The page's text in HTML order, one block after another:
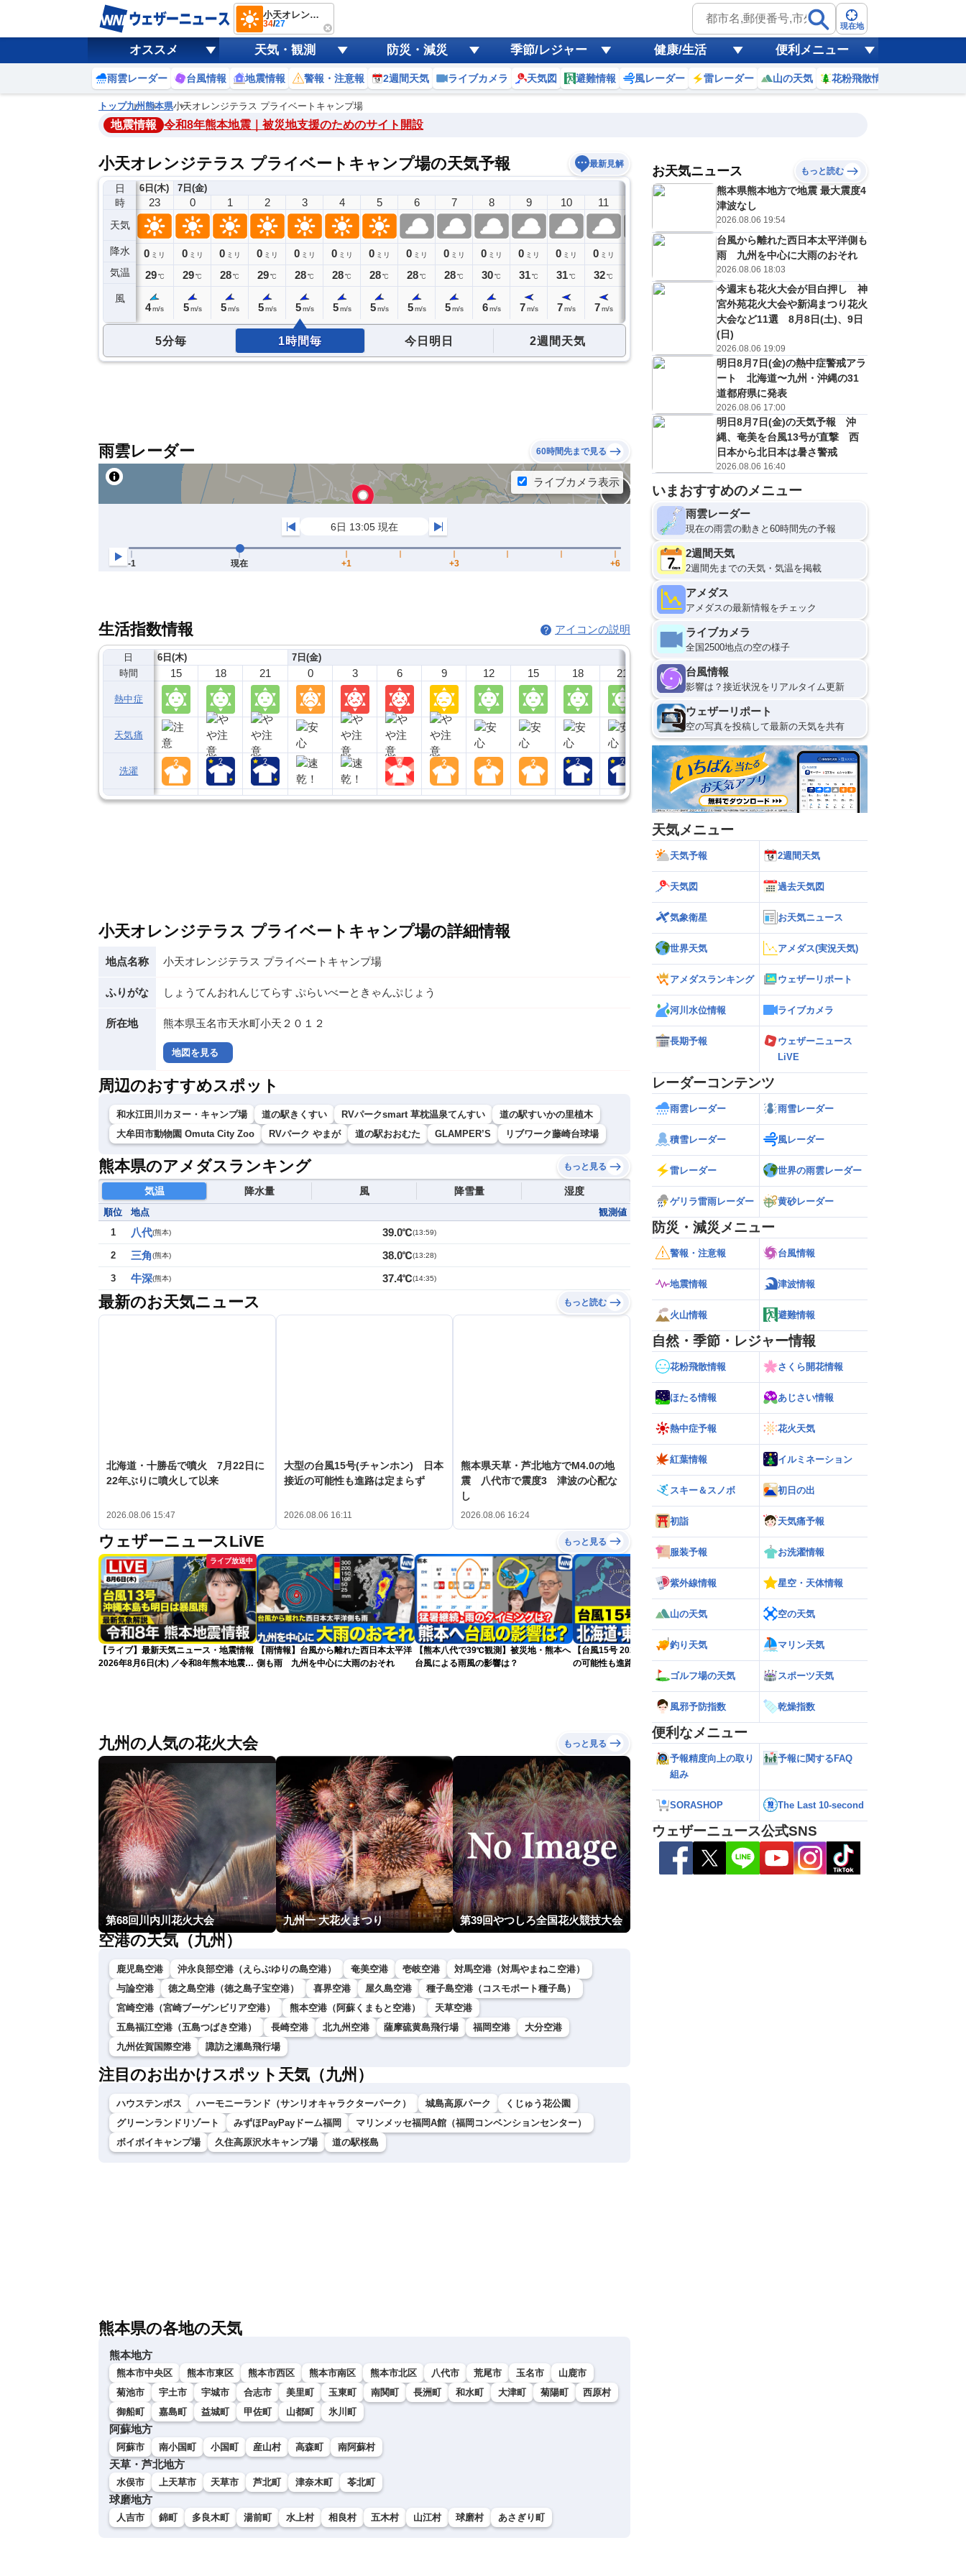
小天オレンジテラス プライベートキャンプ場
34/27 現在地
オススメ 天気・観測 防災・減災 季節/レジャー 健康/生活 便利メニュー
雨雲レーダー 台風情報 地震情報 警報・注意報 2週間天気 ライブカメラ 天気図 避難情報 風レーダー 雷レーダー 山の天気 花粉飛散情報
トップ九州熊本県小天オレンジテラス プライベートキャンプ場
地震情報 令和8年熊本地震｜被災地支援のためのサイト開設
小天オレンジテラス プライベートキャンプ場の天気予報 最新見解
日
時
天気
降水
気温
風
6日(木)
22
0ミリ
29℃
23
0 ミリ
29 ℃
4m/s
7日(金)
0
0 ミリ
29℃
5 m/s
1
0 ミリ
28℃
5 m/s
2
0 ミリ
29℃
5 m/s
3
0 ミリ
28℃
5 m/s
4
0 ミリ
28℃
5 m/s
5
0 ミリ
28℃
5 m/s
6
0 ミリ
28℃
5 m/s
7
0 ミリ
28℃
5 m/s
8
0 ミリ
30℃
6 m/s
9
0 ミリ
31℃
7 m/s
10
0 ミリ
31℃
7 m/s
11
0 ミリ
32℃
7 m/s
14
ミリ
33
m/s
15
0 ミリ
33
7m/s
0ミリ
32
7 m/s
0ミリ
7m/s
0
6 m/s
5分毎 1時間毎 今日明日 2週間天気
雨雲レーダー 60時間先まで見る
生活指数情報 アイコンの説明
日
時間
熱中症
天気痛
洗濯
6日(木)
15 18 21
7日(金)
0 3 6 9 12 15 18 21
8日(土)
0
小天オレンジテラス プライベートキャンプ場の詳細情報
地点名称 小天オレンジテラス プライベートキャンプ場
ふりがな しょうてんおれんじてらす ぷらいべーときゃんぷじょう
所在地 熊本県玉名市天水町小天２０１２
地図を見る
周辺のおすすめスポット
和水江田川カヌー・キャンプ場 道の駅きくすい RVパークsmart 草枕温泉てんすい
道の駅すいかの里植木
大牟田市動物園 Omuta City Zoo
RVパーク やまが 道の駅おおむた GLAMPER’S リブワーク藤崎台球場
熊本県のアメダスランキング もっと見る
気温 降水量 風 降雪量 湿度
順位 地点
観測値
1
八代(熊本) 39.0℃(13:59)
2 三角(熊本) 38.0℃(13:28)
3 牛深(熊本) 37.4℃(14:35)
最新のお天気ニュース もっと読む
北海道・十勝岳で噴火 7月22日に
22年ぶりに噴火して以来
2026.08.06 15:47
大型の台風15号(チャンホン) 日本
接近の可能性も進路は定まらず
2026.08.06 16:11
熊本県天草・芦北地方でM4.0の地
震 八代市で震度3 津波の心配な
し
2026.08.06 16:24
ウェザーニュースLiVE もっと見る
ライブ放送中
【ライブ】最新天気ニュース・地震情報
2026年8月6日(木) ／令和8年熊本地震情
【雨情報】台風から離れた西日本太平洋
側も雨 九州を中心に大雨のおそれ
【熊本八代で39℃観測】被災地・熊本へ
台風による雨風の影響は？
【台風15号 2026】北海道・東北に上陸
の可能性も進路は定まらず（6日15時更
【台風13号 2026】大東島は暴風域に 沖
縄・奄美は荒天に警戒（6日16時更新）
九州の人気の花火大会 もっと見る
第68回川内川花火大会 九州一 大花火まつり 第39回やつしろ全国花火競技大会
空港の天気（九州）
鹿児島空港 沖永良部空港（えらぶゆりの島空港） 奄美空港 壱岐空港
対馬空港（対馬やまねこ空港）
与論空港
徳之島空港（徳之島子宝空港） 喜界空港 屋久島空港
種子島空港（コスモポート種子島）
宮崎空港（宮崎ブーゲンビリア空港）
熊本空港（阿蘇くまもと空港）
天草空港
五島福江空港（五島つばき空港）
長崎空港 北九州空港 薩摩硫黄島飛行場 福岡空港
大分空港
九州佐賀国際空港
諏訪之瀬島飛行場
注目のお出かけスポット天気（九州）
ハウステンボス ハーモニーランド（サンリオキャラクターパーク） 城島高原パーク
くじゅう花公園
グリーンランドリゾート
みずほPayPayドーム福岡
マリンメッセ福岡A館（福岡コンベンションセンター）
ボイボイキャンプ場
久住高原沢水キャンプ場 道の駅桜島
熊本県の各地の天気
熊本地方
熊本市中央区 熊本市東区 熊本市西区 熊本市南区 熊本市北区 八代市 荒尾市 玉名市
山鹿市
菊池市
宇土市 宇城市 合志市 美里町 玉東町 南関町 長洲町 和水町 大津町 菊陽町
西原村
御船町
嘉島町 益城町 甲佐町 山都町 氷川町
阿蘇地方
阿蘇市 南小国町 小国町 産山村 高森町 南阿蘇村
天草・芦北地方
水俣市 上天草市 天草市 芦北町 津奈木町 苓北町
球磨地方
人吉市 錦町 多良木町 湯前町 水上村 相良村 五木村 山江村 球磨村 あさぎり町
お天気ニュース もっと読む
熊本県熊本地方で地震 最大震度4
津波なし
2026.08.06 19:54
台風から離れた西日本太平洋側も
雨 九州を中心に大雨のおそれ
2026.08.06 18:03
今週末も花火大会が目白押し 神
宮外苑花火大会や新潟まつり花火
大会など11選 8月8日(土)、9日
(日)
2026.08.06 19:09
明日8月7日(金)の熱中症警戒アラ
ート 北海道〜九州・沖縄の31
道都府県に発表
2026.08.06 17:00
明日8月7日(金)の天気予報 沖
縄、奄美を台風13号が直撃 西
日本から北日本は暑さ警戒
2026.08.06 16:40
いまおすすめのメニュー
雨雲レーダー
現在の雨雲の動きと60時間先の予報
2週間天気
2週間先までの天気・気温を掲載
アメダス
アメダスの最新情報をチェック
ライブカメラ
全国2500地点の空の様子
台風情報
影響は？接近状況をリアルタイム更新
ウェザーリポート
空の写真を投稿して最新の天気を共有
天気メニュー
天気予報 2週間天気
天気図 過去天気図
気象衛星 お天気ニュース
世界天気 アメダス(実況天気)
アメダスランキング ウェザーリポート
河川水位情報 ライブカメラ
長期予報
ウェザーニュース
LiVE
レーダーコンテンツ
雨雲レーダー 雨雪レーダー
積雪レーダー 風レーダー
雷レーダー 世界の雨雲レーダー
ゲリラ雷雨レーダー 黄砂レーダー
防災・減災メニュー
警報・注意報 台風情報
地震情報 津波情報
火山情報 避難情報
自然・季節・レジャー情報
花粉飛散情報 さくら開花情報
ほたる情報 あじさい情報
熱中症予報 花火天気
紅葉情報 イルミネーション
スキー＆スノボ 初日の出
初詣 天気痛予報
服装予報 お洗濯情報
紫外線情報 星空・天体情報
山の天気 空の天気
釣り天気 マリン天気
ゴルフ場の天気 スポーツ天気
風邪予防指数 乾燥指数
便利なメニュー
予報精度向上の取り
組み
予報に関するFAQ
SORASHOP The Last 10-second
ウェザーニュース公式SNS